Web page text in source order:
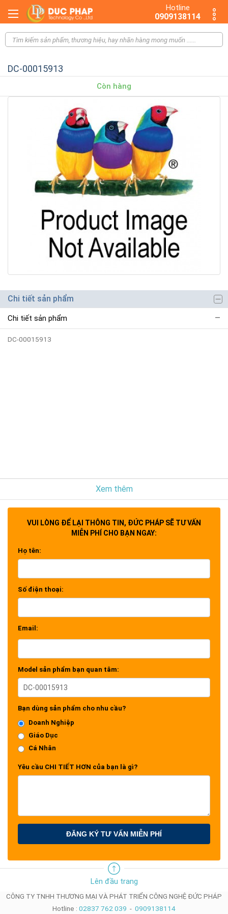
Hotline
0909138114
DC-00015913
Còn hàng
Chi tiết sản phẩm
Chi tiết sản phẩm
DC-00015913
Xem thêm
VUI LÒNG ĐỂ LẠI THÔNG TIN, ĐỨC PHÁP SẼ TƯ VẤN
MIỄN PHÍ CHO BẠN NGAY:
Họ tên:
Số điện thoại:
Email:
Model sản phẩm bạn quan tâm:
Bạn dùng sản phẩm cho nhu cầu?
Doanh Nghiệp
Giáo Dục
Cá Nhân
Yêu cầu CHI TIẾT HƠN của bạn là gì?
ĐĂNG KÝ TƯ VẤN MIỄN PHÍ
Lên đầu trang
CÔNG TY TNHH THƯƠNG MẠI VÀ PHÁT TRIỂN CÔNG NGHỆ ĐỨC PHÁP
Hotline : 02837 762 039 - 0909138114